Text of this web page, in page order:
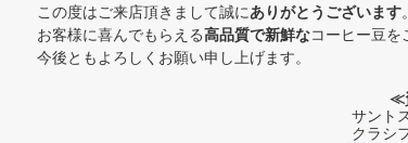
この度はご来店頂きまして誠にありがとうございます。
お客様に喜んでもらえる高品質で新鮮なコーヒー豆を
今後ともよろしくお願い申し上げます。
≪
サント
クラシ